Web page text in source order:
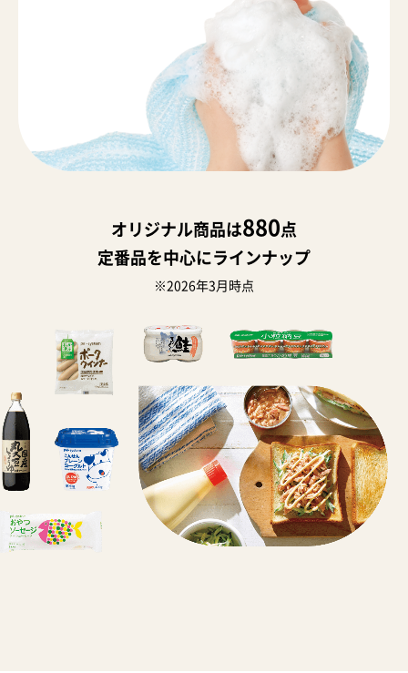
オリジナル商品は880点
定番品を中心にラインナップ
※2026年3月時点